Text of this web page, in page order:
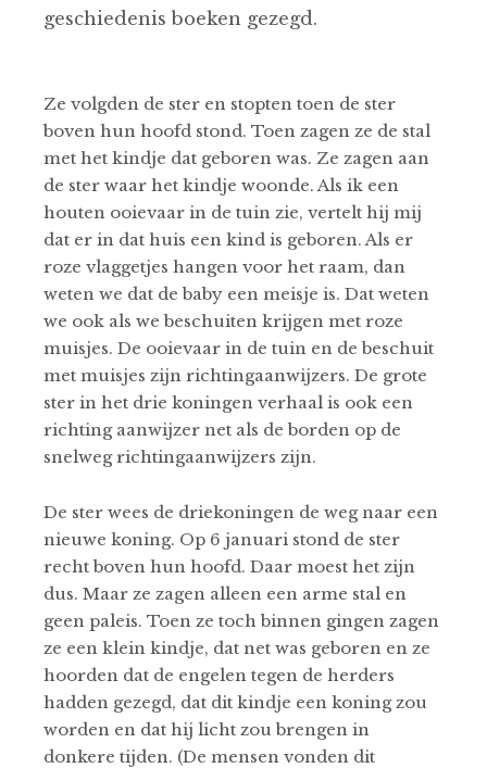
geschiedenis boeken gezegd.
Ze volgden de ster en stopten toen de ster
boven hun hoofd stond. Toen zagen ze de stal
met het kindje dat geboren was. Ze zagen aan
de ster waar het kindje woonde. Als ik een
houten ooievaar in de tuin zie, vertelt hij mij
dat er in dat huis een kind is geboren. Als er
roze vlaggetjes hangen voor het raam, dan
weten we dat de baby een meisje is. Dat weten
we ook als we beschuiten krijgen met roze
muisjes. De ooievaar in de tuin en de beschuit
met muisjes zijn richtingaanwijzers. De grote
ster in het drie koningen verhaal is ook een
richting aanwijzer net als de borden op de
snelweg richtingaanwijzers zijn.
De ster wees de driekoningen de weg naar een
nieuwe koning. Op 6 januari stond de ster
recht boven hun hoofd. Daar moest het zijn
dus. Maar ze zagen alleen een arme stal en
geen paleis. Toen ze toch binnen gingen zagen
ze een klein kindje, dat net was geboren en ze
hoorden dat de engelen tegen de herders
hadden gezegd, dat dit kindje een koning zou
worden en dat hij licht zou brengen in
donkere tijden. (De mensen vonden dit